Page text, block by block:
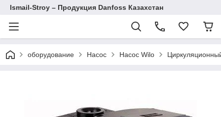
Ismail-Stroy – Продукция Danfoss Казахстан
оборудование Насос Насос Wilo